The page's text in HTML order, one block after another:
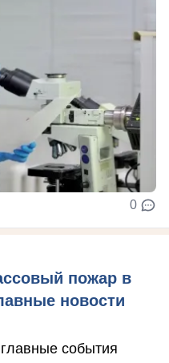
0
пожар в
новости
события